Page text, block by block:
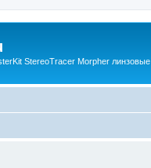
StereoTracer Morpher